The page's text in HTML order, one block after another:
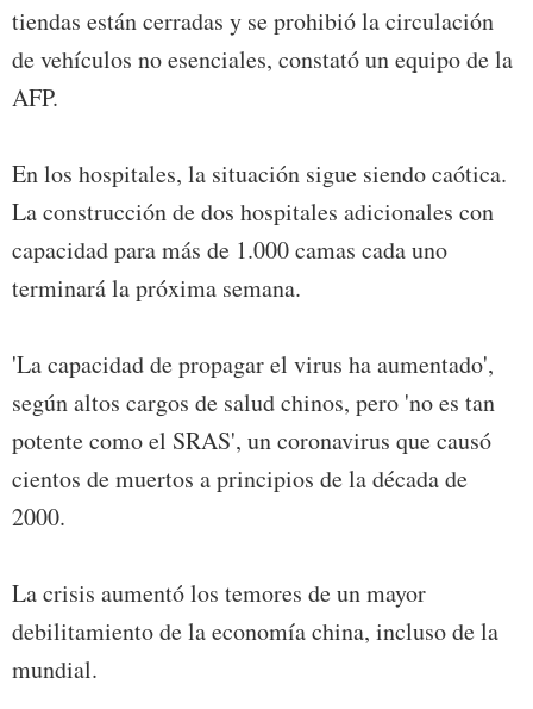
tiendas están cerradas y se prohibió la circulación
de vehículos no esenciales, constató un equipo de la
AFP.
En los hospitales, la situación sigue siendo caótica.
La construcción de dos hospitales adicionales con
capacidad para más de 1.000 camas cada uno
terminará la próxima semana.
'La capacidad de propagar el virus ha aumentado',
según altos cargos de salud chinos, pero 'no es tan
potente como el SRAS', un coronavirus que causó
cientos de muertos a principios de la década de
2000.
La crisis aumentó los temores de un mayor
debilitamiento de la economía china, incluso de la
mundial.